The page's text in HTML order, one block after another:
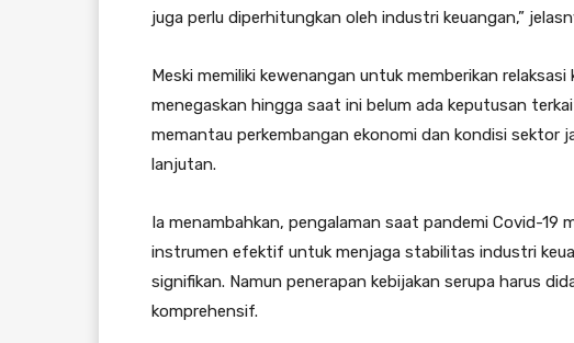
juga perlu diperhitungkan oleh industri keuangan,”
Meski memiliki kewenangan untuk memberikan
menegaskan hingga saat ini belum ada keputusan
memantau perkembangan ekonomi dan kondisi sektor
lanjutan.
Ia menambahkan, pengalaman saat pandemi Covid-19
instrumen efektif untuk menjaga stabilitas industri
signifikan. Namun penerapan kebijakan serupa harus
komprehensif.